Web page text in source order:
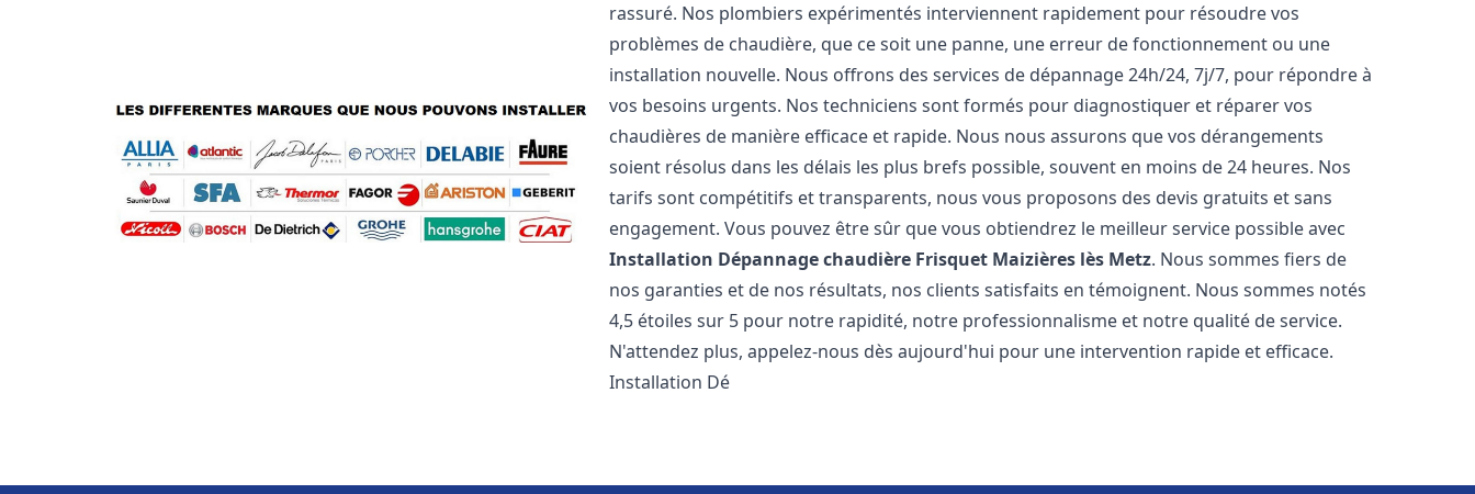
rassuré. Nos plombiers expérimentés interviennent rapidement pour résoudre vos
problèmes de chaudière, que ce soit une panne, une erreur de fonctionnement ou une
installation nouvelle. Nous offrons des services de dépannage 24h/24, 7j/7, pour répondre à
vos besoins urgents. Nos techniciens sont formés pour diagnostiquer et réparer vos
chaudières de manière efficace et rapide. Nous nous assurons que vos dérangements
soient résolus dans les délais les plus brefs possible, souvent en moins de 24 heures. Nos
tarifs sont compétitifs et transparents, nous vous proposons des devis gratuits et sans
engagement. Vous pouvez être sûr que vous obtiendrez le meilleur service possible avec
Installation Dépannage chaudière Frisquet Maizières lès Metz. Nous sommes fiers de
nos garanties et de nos résultats, nos clients satisfaits en témoignent. Nous sommes notés
4,5 étoiles sur 5 pour notre rapidité, notre professionnalisme et notre qualité de service.
N'attendez plus, appelez-nous dès aujourd'hui pour une intervention rapide et efficace.
Installation Dé